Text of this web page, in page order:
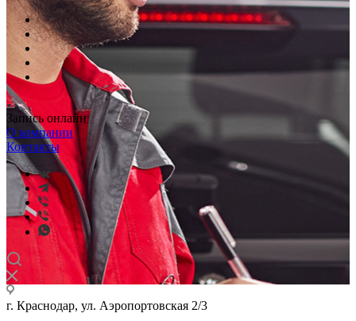
Запись онлайн
О компании
Контакты
г. Краснодар, ул. Аэропортовская 2/3